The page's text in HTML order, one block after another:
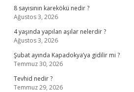
8 sayısının karekökü nedir ?
Ağustos 3, 2026
4 yaşında yapılan aşılar nelerdir ?
Ağustos 3, 2026
Şubat ayında Kapadokya’ya gidilir mi ?
Temmuz 30, 2026
Tevhid nedir ?
Temmuz 29, 2026